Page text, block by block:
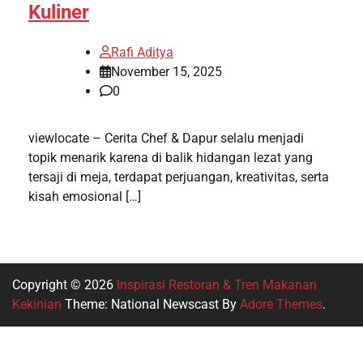
Kuliner
Rafi Aditya
November 15, 2025
0
viewlocate – Cerita Chef & Dapur selalu menjadi
topik menarik karena di balik hidangan lezat yang
tersaji di meja, terdapat perjuangan, kreativitas, serta
kisah emosional […]
Copyright © 2026 Inspirasi Restoran & Tren Makanan
Kekinian Theme: National Newscast By Adore Themes.